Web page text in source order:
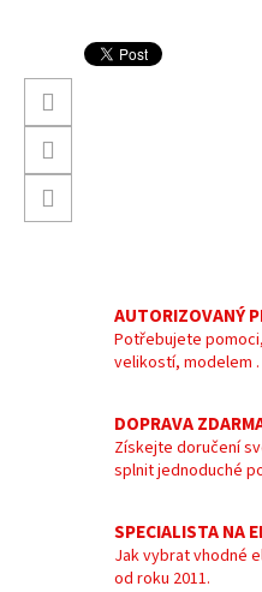
AUTORIZOVANÝ
Potřebujete
velikostí, modelem .
DOPRAVA
Získejte doručení
splnit jednoduché
SPECIALISTA NA
Jak vybrat vhodné
od roku 2011.